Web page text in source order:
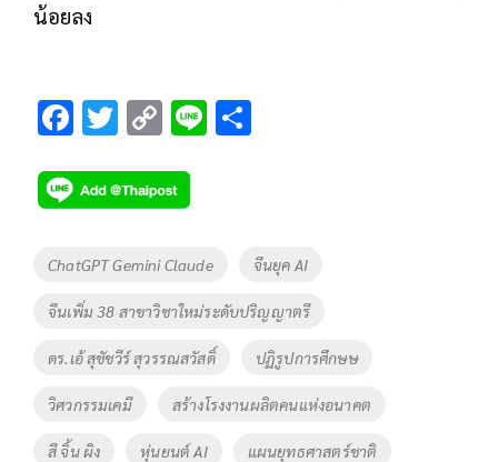
น้อยลง
F
e
b
o
o
k
T
tt
er
C
p
y
Li
n
k
Li
Tags
ChatGPT Gemini Claude จีนยุค AI
จีนเพิ่ม 38 สาขาวิชาใหม่ระดับปริญญาตรี
ดร.เอ้ สุชัชวีร์ สุวรรณสวัสดิ์ ปฏิรูปการศึกษษ
วิศวกรรมเคมี สร้างโรงงานผลิตคนแห่งอนาคต
สี จิ้น ผิง หุ่นยนต์ AI แผนยุทธศาสตร์ชาติ